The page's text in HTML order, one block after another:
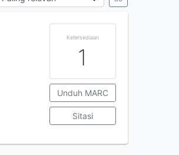
Ketersediaan
1
Unduh MARC
Sitasi